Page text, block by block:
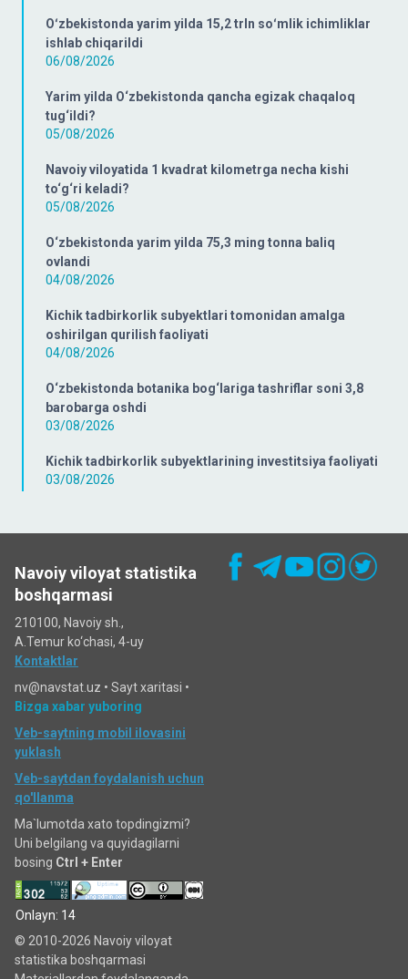
Oʻzbekistonda yarim yilda 15,2 trln soʻmlik ichimliklar
ishlab chiqarildi
06/08/2026
Yarim yilda O‘zbekistonda qancha egizak chaqaloq
tug‘ildi?
05/08/2026
Navoiy viloyatida 1 kvadrat kilometrga necha kishi
to‘g‘ri keladi?
05/08/2026
O‘zbekistonda yarim yilda 75,3 ming tonna baliq
ovlandi
04/08/2026
Kichik tadbirkorlik subyektlari tomonidan amalga
oshirilgan qurilish faoliyati
04/08/2026
O‘zbekistonda botanika bog‘lariga tashriflar soni 3,8
barobarga oshdi
03/08/2026
Kichik tadbirkorlik subyektlarining investitsiya faoliyati
03/08/2026
Navoiy viloyat statistika
boshqarmasi
210100, Navoiy sh.,
A.Temur ko‘chаsi, 4-uy
Kontaktlar
nv@navstat.uz • Sayt xaritasi •
Bizga xabar yuboring
Veb-saytning mobil ilovasini
yuklash
Veb-saytdan foydalanish uchun
qo'llanma
Ma`lumotda xato topdingizmi?
Uni belgilang va quyidagilarni
bosing Ctrl + Enter
Onlayn: 14
© 2010-2026 Navoiy viloyat
statistika boshqarmasi